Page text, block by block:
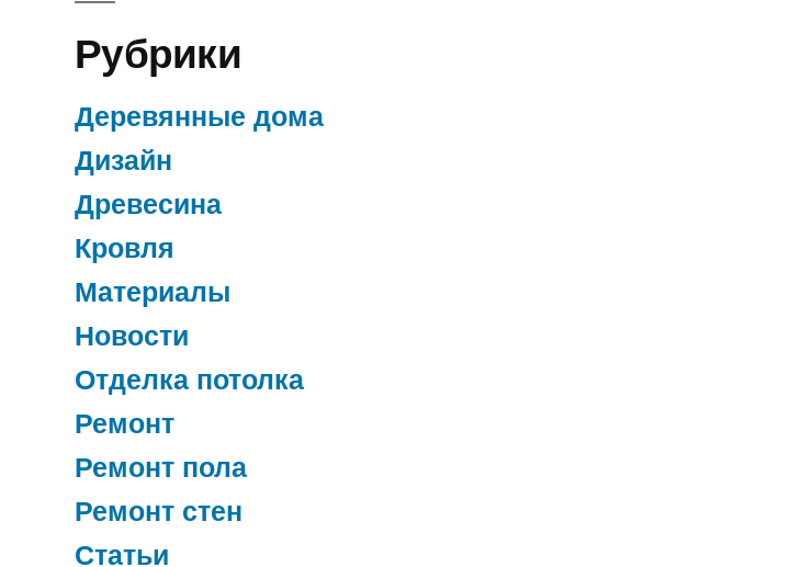
Рубрики
Деревянные дома
Дизайн
Древесина
Кровля
Материалы
Новости
Отделка потолка
Ремонт
Ремонт пола
Ремонт стен
Статьи